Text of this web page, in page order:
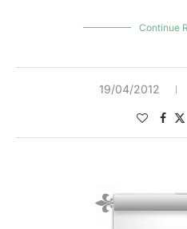
Continue
19/04/2012